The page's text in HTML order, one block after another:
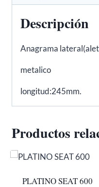
Descripción
Anagrama
metalico
longitud:245mm.
Productos
PLATINO SEAT 600